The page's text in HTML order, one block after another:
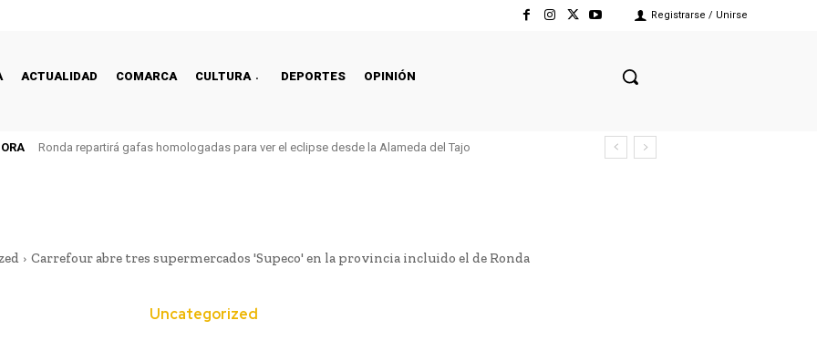
Registrarse / Unirse
ACTUALIDAD COMARCA CULTURA DEPORTES OPINIÓN
Ronda repartirá gafas homologadas para ver el eclipse desde la Alameda del Tajo
Carrefour abre tres supermercados 'Supeco' en la provincia incluido el de Ronda
Uncategorized